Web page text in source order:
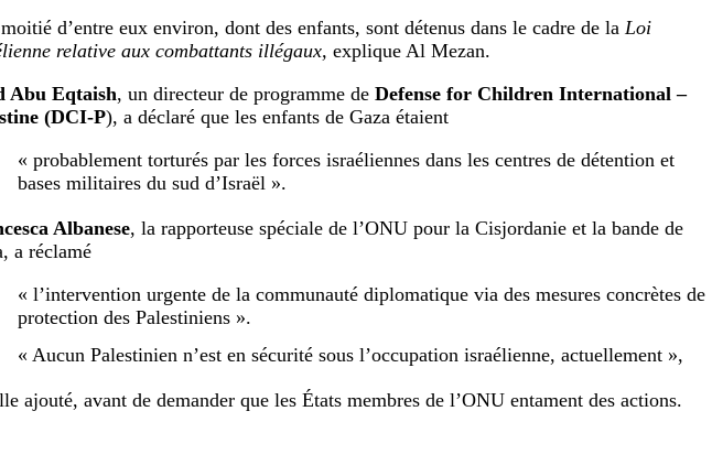
d’entre eux environ, dont des enfants, sont détenus dans le cadre de la Loi
relative aux combattants illégaux, explique Al Mezan.
Abu Eqtaish, un directeur de programme de Defense for Children International –
(DCI-P), a déclaré que les enfants de Gaza étaient
« probablement torturés par les forces israéliennes dans les centres de détention et
bases militaires du sud d’Israël ».
Albanese, la rapporteuse spéciale de l’ONU pour la Cisjordanie et la bande de
a réclamé
« l’intervention urgente de la communauté diplomatique via des mesures concrètes de
protection des Palestiniens ».
« Aucun Palestinien n’est en sécurité sous l’occupation israélienne, actuellement »,
ajouté, avant de demander que les États membres de l’ONU entament des actions.